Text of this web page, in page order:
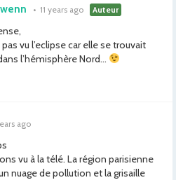
• 11 years ago Auteur
pas vu l’eclipse car elle se trouvait
l’hémisphère Nord…
ago
vu à la télé. La région parisienne
nuage de pollution et la grisaille